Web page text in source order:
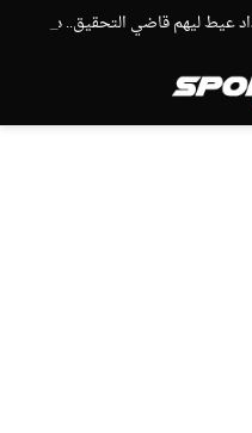
أيت منا: “كاع لي كانو كيساعدو الوداد عيط ليهم قاضي التحقيق.. دابا حتى شي واحد ما بقا باغي يعاون”